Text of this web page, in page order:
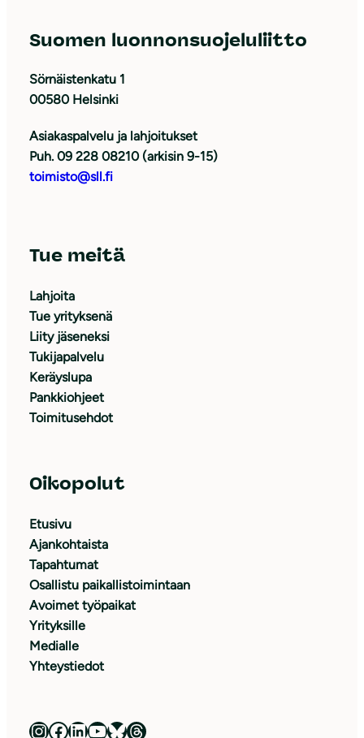
Suomen luonnonsuojeluliitto
Sörnäistenkatu 1
00580 Helsinki
Asiakaspalvelu ja lahjoitukset
Puh. 09 228 08210 (arkisin 9-15)
toimisto@sll.fi
Tue meitä
Lahjoita
Tue yrityksenä
Liity jäseneksi
Tukijapalvelu
Keräyslupa
Pankkiohjeet
Toimitusehdot
Oikopolut
Etusivu
Ajankohtaista
Tapahtumat
Osallistu paikallistoimintaan
Avoimet työpaikat
Yrityksille
Medialle
Yhteystiedot
Luonnonsuojeluliitto Instagramissa Luonnonsuojeluliitto Facebookissa Luonnonsuojeluliitto LinkedInissä Luonnonsuojeluliiton YouTube-kanava Luonnonsuojeluliitto Blueskyssa Luonnonsuojeluliitto Threadsissa